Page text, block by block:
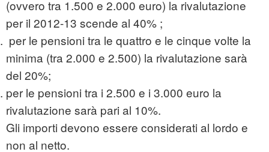
(ovvero tra 1.500 e 2.000 euro) la rivalutazione
per il 2012-13 scende al 40% ;
per le pensioni tra le quattro e le cinque volte la
minima (tra 2.000 e 2.500) la rivalutazione sarà
del 20%;
per le pensioni tra i 2.500 e i 3.000 euro la
rivalutazione sarà pari al 10%.
Gli importi devono essere considerati al lordo e
non al netto.